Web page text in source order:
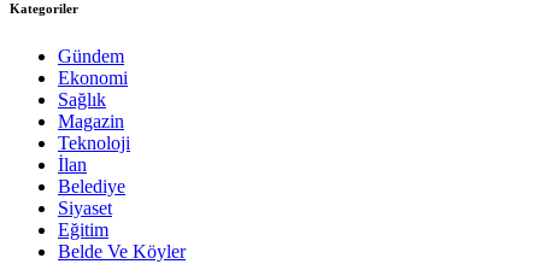
Kategoriler
Gündem
Ekonomi
Sağlık
Magazin
Teknoloji
İlan
Belediye
Siyaset
Eğitim
Belde Ve Köyler